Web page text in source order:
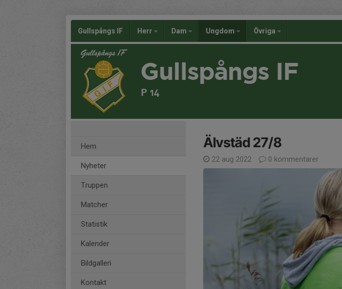
Gullspångs IF Herr Dam Ungdom Övriga
Gullspångs IF
P 14
Hem
Nyheter
Truppen
Matcher
Statistik
Kalender
Bildgalleri
Kontakt
Älvstäd 27/8
22 aug 2022 0 kommentarer